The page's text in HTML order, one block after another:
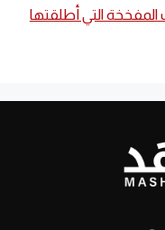
التي أطلقتها